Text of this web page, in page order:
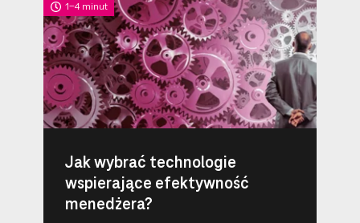
1-4 minut
Jak wybrać technologie
wspierające efektywność
menedżera?